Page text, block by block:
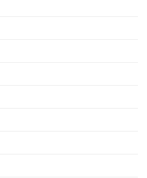
high blood sugar
level
blood sugar levels